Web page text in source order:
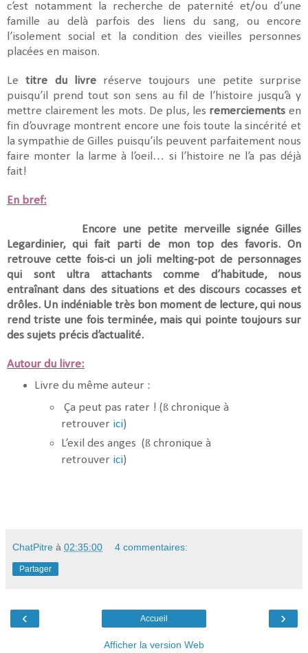
c’est notamment la recherche de paternité et/ou d’une
famille au delà parfois des liens du sang, ou encore
l’isolement social et la condition des vieilles personnes
placées en maison.
Letitre du livreréserve toujours une petite surprise
puisqu’il prend tout son sens au fil de l’histoire jusqu’à y
mettre clairement les mots. De plus, les remerciements en
fin d’ouvrage montrent encore une fois toute la sincérité et
la sympathie de Gilles puisqu’ils peuvent parfaitement nous
faire monter la larme à l’oeil… si l’histoire ne l’a pas déjà
fait!
En bref:
Encore une petite merveille signée Gilles
Legardinier, qui fait parti de mon top des favoris. On
retrouve cette fois-ci un joli melting-pot de personnages
qui sont ultra attachants comme d’habitude, nous
entraînant dans des situations et des discours cocasses et
drôles. Un indéniable très bon moment de lecture, qui nous
rend triste une fois terminée, mais qui pointe toujours sur
des sujets précis d’actualité.
Autour du livre:
Livre du même auteur :
Ça peut pas rater ! (ß chronique à
retrouver ici)
L’exil des anges (ß chronique à
retrouver ici)
ChatPitre à 02:35:00 4 commentaires:
Partager
‹ ›
Accueil
Afficher la version Web